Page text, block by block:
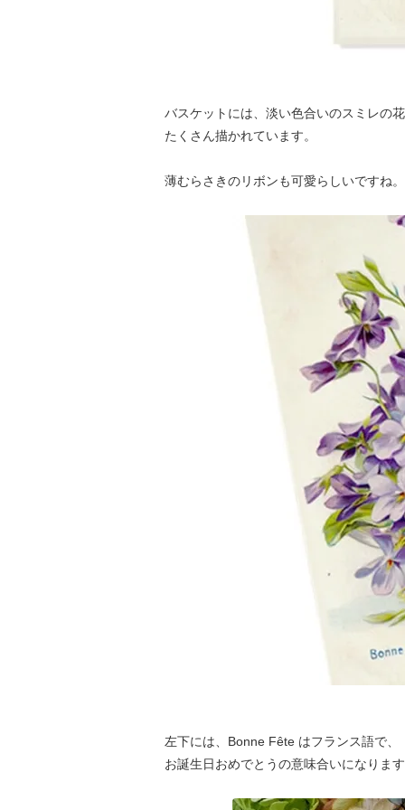
バスケットには、淡い色合いのスミレの
たくさん描かれています。
薄むらさきのリボンも可愛らしいですね。
左下には、Bonne Fête はフランス語で、
お誕生日おめでとうの意味合いになりま